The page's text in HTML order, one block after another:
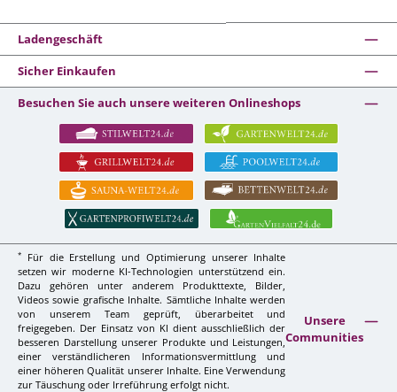
Ladengeschäft
Sicher Einkaufen
Besuchen Sie auch unsere weiteren Onlineshops
*
Für die Erstellung und Optimierung unserer Inhalte
setzen wir moderne KI-Technologien unterstützend ein.
Dazu gehören unter anderem Produkttexte, Bilder,
Videos sowie grafische Inhalte. Sämtliche Inhalte werden
von unserem Team geprüft, überarbeitet und
freigegeben. Der Einsatz von KI dient ausschließlich der
besseren Darstellung unserer Produkte und Leistungen,
einer verständlicheren Informationsvermittlung und
einer höheren Qualität unserer Inhalte. Eine Verwendung
zur Täuschung oder Irreführung erfolgt nicht.
Unsere
Communities